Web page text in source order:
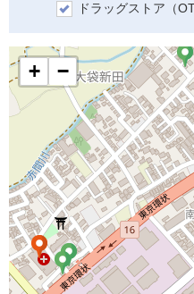
ドラッグストア（
+ −